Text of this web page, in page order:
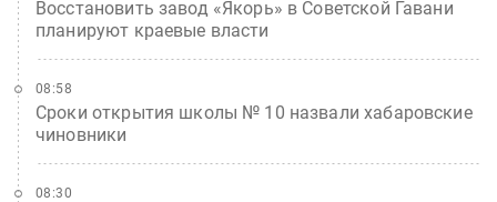
Восстановить завод «Якорь» в Советской Гавани
планируют краевые власти
Сроки открытия школы № 10 назвали хабаровские
чиновники
08:58
08:30